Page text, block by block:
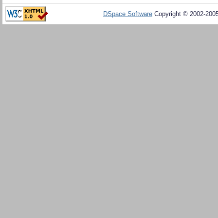
DSpace Software Copyright © 2002-